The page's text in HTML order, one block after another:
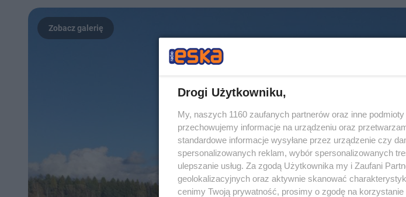
Drogi Użytkowniku,
My, naszych 1160 zaufanych partnerów oraz inne
przechowujemy informacje na urządzeniu oraz
standardowe informacje wysyłane przez urządzenie czy
spersonalizowanych reklam, wybór spersonalizowanych
ulepszanie usług. Za zgodą Użytkownika my i Zaufani
geolokalizacyjnych oraz aktywnie skanować
cenimy Twoją prywatność, prosimy o zgodę na